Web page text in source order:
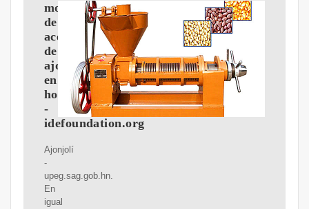
molino
de
aceite
de
ajonjolí
en
honduras
-
idefoundation.org
Ajonjolí
-
upeg.sag.gob.hn.
En
igual